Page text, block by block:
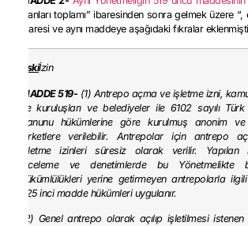
alanları toplamı” ibaresinden sonra gelmek üzere
ibaresi ve aynı maddeye aşağıdaki fıkralar
Eskiİzin
MADDE 519- (1) Antrepo açma ve işletme izni,
ve kuruluşları ve belediyeler ile 6102 sayılı
Kanunu hükümlerine göre kurulmuş anonim
şirketlere verilebilir. Antrepolar için antrepo
işletme izinleri süresiz olarak verilir. Yapılan
inceleme ve denetimlerde bu Yönetmelikte
yükümlülükleri yerine getirmeyen antrepolarla
525 inci madde hükümleri uygulanır.
(2) Genel antrepo olarak açılıp işletilmesi istenen